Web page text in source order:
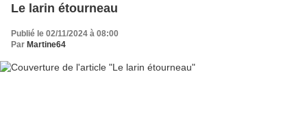
Le larin étourneau
Publié le 02/11/2024 à 08:00
Par Martine64